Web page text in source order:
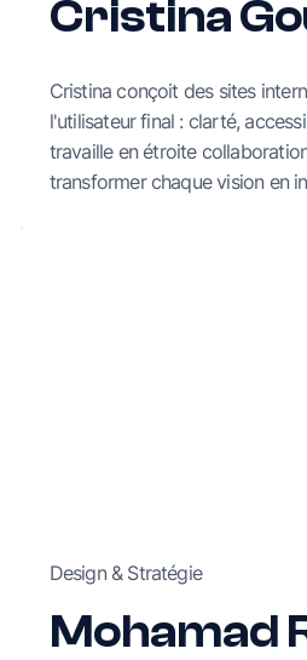
Cristina
Cristina conçoit des sites
l'utilisateur final : clarté,
travaille en étroite
transformer chaque vision en
Design & Stratégie
Mohamad